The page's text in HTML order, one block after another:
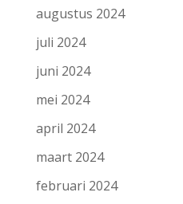
augustus 2024
juli 2024
juni 2024
mei 2024
april 2024
maart 2024
februari 2024